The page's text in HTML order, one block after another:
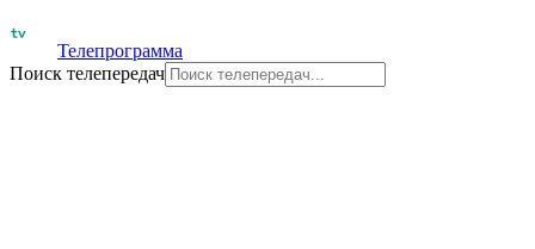
Телепрограмма
Поиск телепередач